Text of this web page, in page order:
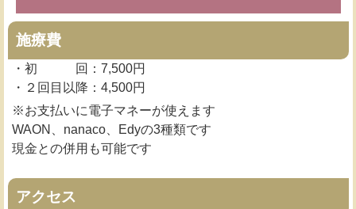
施療費
・初 回：7,500円
・２回目以降：4,500円
※お支払いに電子マネーが使えます
WAON、nanaco、Edyの3種類です
現金との併用も可能です
アクセス